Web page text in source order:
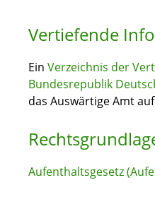
Vertiefende
Ein Verzeichnis der
Bundesrepublik
das Auswärtige Amt
Aufenthaltsgesetz